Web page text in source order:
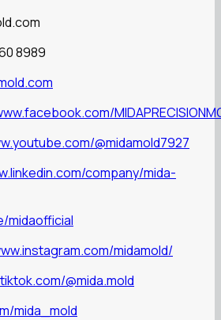
8989
@midamold7927
company/mida-
midaofficial
midamold/
@mida.mold
mida_mold